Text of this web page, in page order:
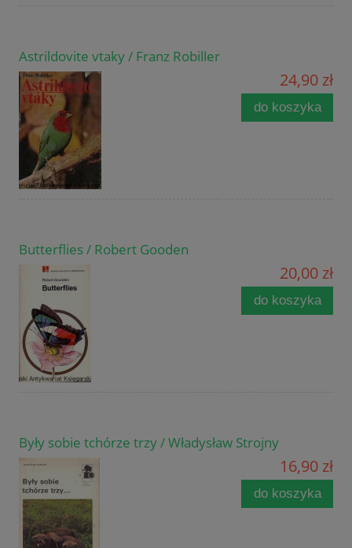
Astrildovite vtaky / Franz Robiller
24,90 zł
do koszyka
Butterflies / Robert Gooden
20,00 zł
do koszyka
Były sobie tchórze trzy / Władysław Strojny
16,90 zł
do koszyka